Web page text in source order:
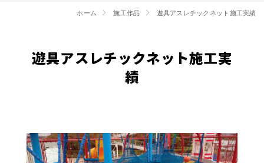
ホーム 施工作品 遊具アスレチックネット施工実績
遊具アスレチックネット施工実
績